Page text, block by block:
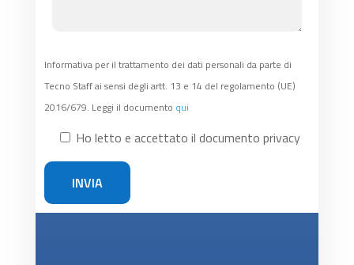
Informativa per il trattamento dei dati personali da parte di
Tecno Staff ai sensi degli artt. 13 e 14 del regolamento (UE)
2016/679. Leggi il documento qui
Ho letto e accettato il documento privacy